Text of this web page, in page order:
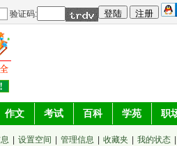
验证码:
作文 考试 百科 学苑 职
设置空间 管理信息 收藏夹 我的状态